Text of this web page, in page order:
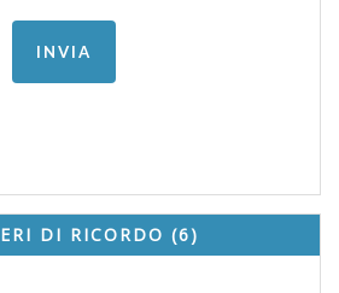
DI RICORDO (6)